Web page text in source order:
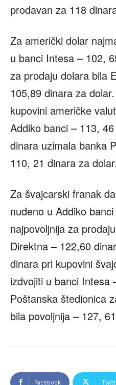
prodavan za 118
Za američki dolar
u banci Intesa – 102,
za prodaju dolara bila
105,89 dinara za
kupovini američke
Addiko banci – 113,
dinara uzimala banka
110, 21 dinara za dolar.
Za švajcarski franak
nuđeno u Addiko
najpovoljnija za
Direktna – 122,60
dinara pri kupovini
izdvojiti u banci Intesa
Poštanska štedionica
bila povoljnija – 127,
Facebook